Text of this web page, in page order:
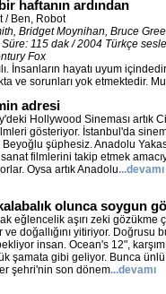
haftanın ardından
/ Ben, Robot
Bridget Moynihan, Bruce
115 dak / 2004 Türkçe
Fox
İnsanların hayatı uyum
ve sorunları yok etmektedir.
adresi
Hollywood Sineması artık
gösteriyor. İstanbul'da
Beyoğlu şüphesiz. Anadolu
filmlerini takip etmek
Oysa artık Anadolu...devamı
olunca soygun
eğlencelik aşırı zeki gözükme
ve doğallığını yitiriyor. Doğrusu
insan. Ocean's 12",
şamata gibi geliyor. Bunca ünlü
şehri'nin son dönem...devamı